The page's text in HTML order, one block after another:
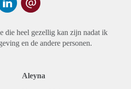
die heel gezellig kan zijn nadat ik
en de andere personen.
Aleyna